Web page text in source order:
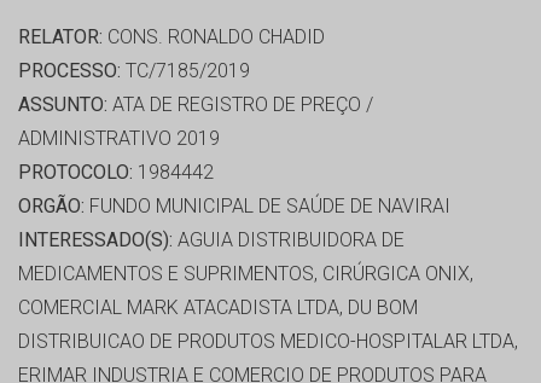
RELATOR: CONS. RONALDO CHADID
PROCESSO: TC/7185/2019
ASSUNTO: ATA DE REGISTRO DE PREÇO /
ADMINISTRATIVO 2019
PROTOCOLO: 1984442
ORGÃO: FUNDO MUNICIPAL DE SAÚDE DE NAVIRAI
INTERESSADO(S): AGUIA DISTRIBUIDORA DE
MEDICAMENTOS E SUPRIMENTOS, CIRÚRGICA ONIX,
COMERCIAL MARK ATACADISTA LTDA, DU BOM
DISTRIBUICAO DE PRODUTOS MEDICO-HOSPITALAR LTDA,
ERIMAR INDUSTRIA E COMERCIO DE PRODUTOS PARA